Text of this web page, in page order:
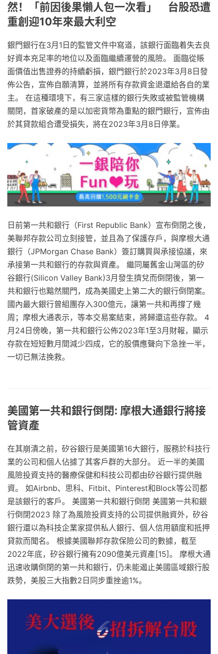
然！「前因後果懶人包一次看」 台股恐遭
重創迎10年來最大利空
銀門銀行在3月1日的監管文件中寫道，該銀行面臨着失去良
好資本充足率的地位以及面臨繼續運營的風險。 面臨從賬
面價值出售證券的持續虧損，銀門銀行於2023年3月8日發
佈公告，宣佈自願清算，並將所有存款資金退還給各自的業
主。 在這種環境下，有三家這樣的銀行失敗或被監管機構
關閉，首家破產的是以加密貨幣為重點的銀門銀行，宣佈由
於其貸款組合遭受損失，將在2023年3月8日停業。
日前第一共和銀行（First Republic Bank）宣布倒閉之後，
美聯邦存款公司立刻接管，並且為了保護存戶，與摩根大通
銀行（JPMorgan Chase Bank）簽訂購買與承接協議，來
承接第一共和銀行的存款與資產。 繼同屬舊金山灣區的矽
谷銀行(Silicon Valley Bank)3月發生擠兌而倒閉後，第一
共和銀行也黯然關門，成為美國史上第二大的銀行倒閉案。
國內最大銀行曾組團存入300億元，讓第一共和再撐了幾
周；摩根大通表示，等本交易案結束，將歸還這些存款。 4
月24日傍晚，第一共和銀行公佈2023年1至3月財報，顯示
存款在短短數月間減少四成，它的股價應聲向下急挫一半，
一切已無法挽救。
美國第一共和銀行倒閉: 摩根大通銀行將接
管資產
在其崩潰之前，矽谷銀行是美國第16大銀行，服務於科技行
業的公司和個人佔據了其客戶群的大部分。 近一半的美國
風險投資支持的醫療保健和科技公司都由矽谷銀行提供融
資。 如Airbnb、思科、Fitbit、Pinterest和Block等公司都
是該銀行的客戶。 美國第一共和銀行倒閉 美國第一共和銀
行倒閉2023 除了為風險投資支持的公司提供融資外，矽谷
銀行還以為科技企業家提供私人銀行、個人信用額度和抵押
貸款而聞名。 根據美國聯邦存款保險公司的數據，截至
2022年底，矽谷銀行擁有2090億美元資產[15]。 摩根大通
迅速收購倒閉的第一共和銀行，仍未能遏止美國區域銀行股
跌勢，美股三大指數2日同步重挫逾1%。